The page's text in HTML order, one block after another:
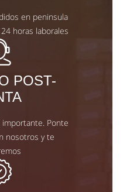
en peninsula
horas laborales
POST-
Ponte
nosotros y te